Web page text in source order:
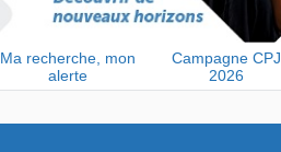
Ma recherche, mon
alerte
Campagne CPJ
2026